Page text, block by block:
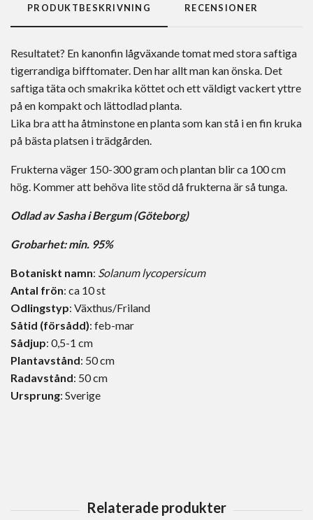
PRODUKTBESKRIVNING RECENSIONER
Resultatet? En kanonfin lågväxande tomat med stora saftiga
tigerrandiga bifftomater. Den har allt man kan önska. Det
saftiga täta och smakrika köttet och ett väldigt vackert yttre
på en kompakt och lättodlad planta.
Lika bra att ha åtminstone en planta som kan stå i en fin kruka
på bästa platsen i trädgården.
Frukterna väger 150-300 gram och plantan blir ca 100 cm
hög. Kommer att behöva lite stöd då frukterna är så tunga.
Odlad av Sasha i Bergum (Göteborg)
Grobarhet: min. 95%
Botaniskt namn: Solanum lycopersicum
Antal frön: ca 10 st
Odlingstyp: Växthus/Friland
Såtid (försådd): feb-mar
Sådjup: 0,5-1 cm
Plantavstånd: 50 cm
Radavstånd: 50 cm
Ursprung: Sverige